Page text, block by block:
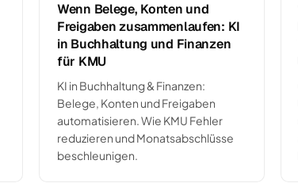
Wenn Belege, Konten und
Freigaben zusammenlaufen: KI
in Buchhaltung und Finanzen
für KMU
KI in Buchhaltung & Finanzen:
Belege, Konten und Freigaben
automatisieren. Wie KMU Fehler
reduzieren und Monatsabschlüsse
beschleunigen.